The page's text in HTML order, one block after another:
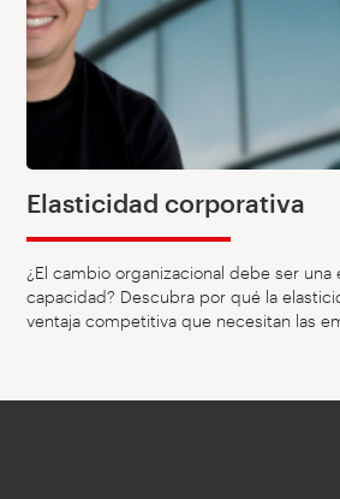
Elasticidad corporativa
¿El cambio organizacional debe ser una
capacidad? Descubra por qué la
ventaja competitiva que necesitan las